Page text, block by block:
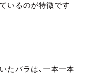
いるのが特徴です
たバラは、一本一本